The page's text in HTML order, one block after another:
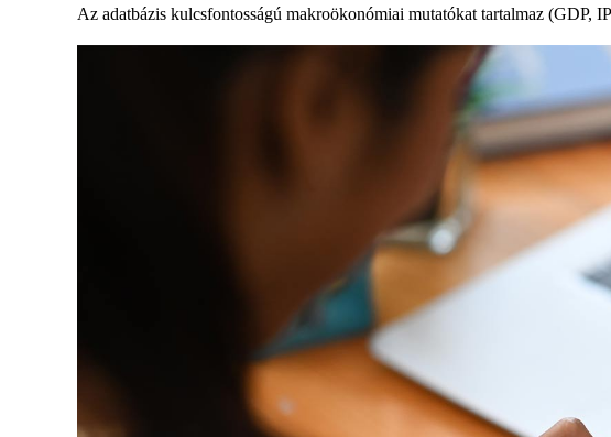
Az adatbázis kulcsfontosságú makroökonómiai mutatókat tartalmaz (GDP,